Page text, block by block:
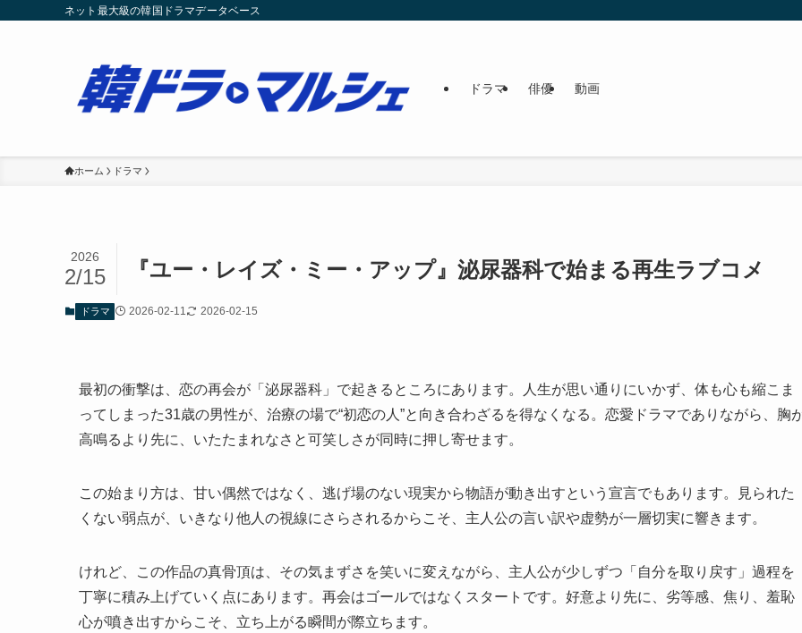
ネット最大級の韓国ドラマデータベース
ドラマ 俳優 動画
ホーム ドラマ
『ユー・レイズ・ミー・アップ』泌尿器科で始まる再生ラブコメ
2026
2/15
ドラマ 2026-02-11 2026-02-15
最初の衝撃は、恋の再会が「泌尿器科」で起きるところにあります。人生が思い通りにいかず、体も心も縮こま
ってしまった31歳の男性が、治療の場で“初恋の人”と向き合わざるを得なくなる。恋愛ドラマでありながら、胸
高鳴るより先に、いたたまれなさと可笑しさが同時に押し寄せます。
この始まり方は、甘い偶然ではなく、逃げ場のない現実から物語が動き出すという宣言でもあります。見られた
くない弱点が、いきなり他人の視線にさらされるからこそ、主人公の言い訳や虚勢が一層切実に響きます。
けれど、この作品の真骨頂は、その気まずさを笑いに変えながら、主人公が少しずつ「自分を取り戻す」過程を
丁寧に積み上げていく点にあります。再会はゴールではなくスタートです。好意より先に、劣等感、焦り、羞恥
心が噴き出すからこそ、立ち上がる瞬間が際立ちます。